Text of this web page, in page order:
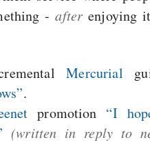
-after enjoying
Mercurial
.
promotion “I
(written in reply to